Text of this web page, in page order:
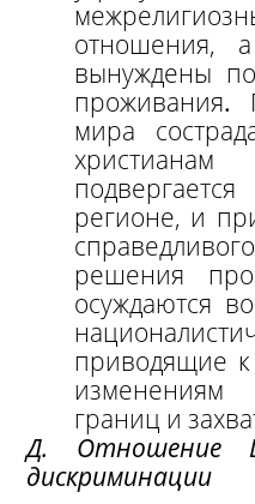
отношения,
вынуждены
проживания.
мира
регионе, и
решения
осуждаются
приводящие к
границ и
Д. Отношение
дискриминации